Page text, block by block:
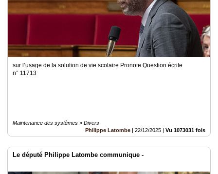
sur l’usage de la solution de vie scolaire Pronote Question écrite
n° 11713
Maintenance des systèmes » Divers
Philippe Latombe | 22/12/2025 | Vu 1073031 fois
Le député Philippe Latombe communique -